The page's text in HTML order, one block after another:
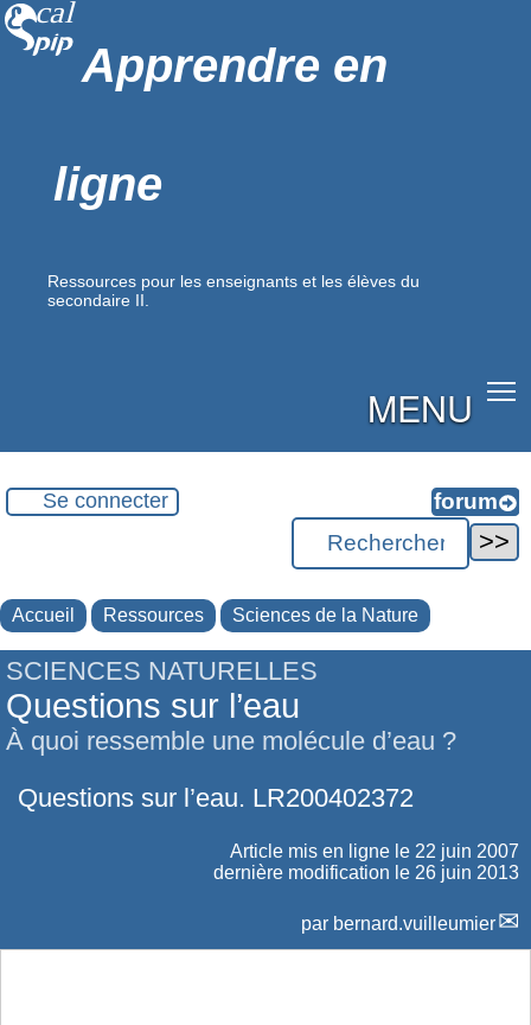
Apprendre en
ligne
Ressources pour les enseignants et les élèves du
secondaire II.
MENU
Se connecter
Accueil Ressources Sciences de la Nature
SCIENCES NATURELLES
Questions sur l’eau
À quoi ressemble une molécule d’eau ?
Questions sur l’eau. LR200402372
Article mis en ligne le 22 juin 2007
dernière modification le 26 juin 2013
par bernard.vuilleumier